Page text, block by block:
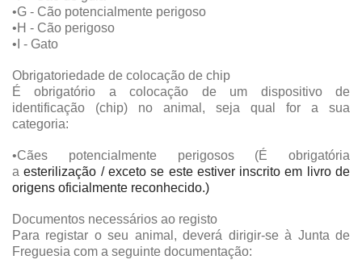
•G - Cão potencialmente perigoso
•H - Cão perigoso
•I - Gato
Obrigatoriedade de colocação de chip
É obrigatório a colocação de um dispositivo de
identificação (chip) no animal, seja qual for a sua
categoria:
•Cães potencialmente perigosos (É obrigatória
aesterilização / exceto se este estiver inscrito em livro de
origens oficialmente reconhecido.)
Documentos necessários ao registo
Para registar o seu animal, deverá dirigir-se à Junta de
Freguesia com a seguinte documentação: